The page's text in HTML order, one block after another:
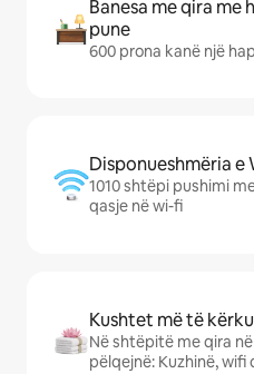
Banesa me qira me
pune
600 prona kanë një
Disponueshmëria e
1010 shtëpi pushimi
qasje në wi-fi
Kushtet më të
Në shtëpitë me qira
pëlqejnë: Kuzhinë, wifi